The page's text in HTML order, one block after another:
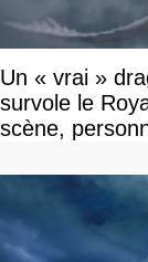
Un « vrai »
survole le
scène,